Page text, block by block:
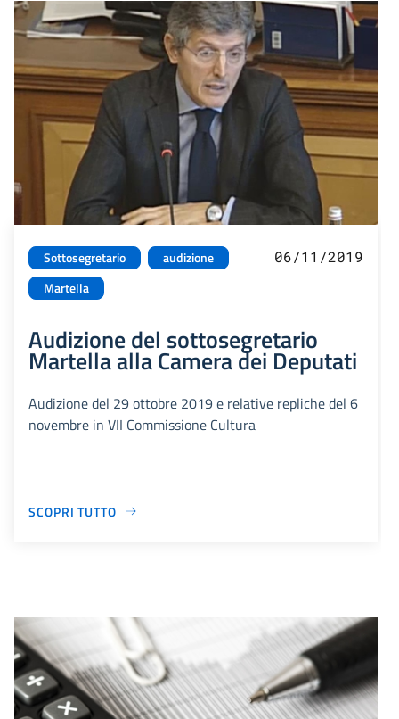
Sottosegretario
audizione
Martella
06/11/2019
Audizione del sottosegretario
Martella alla Camera dei Deputati
Audizione del 29 ottobre 2019 e relative repliche del 6
novembre in VII Commissione Cultura
SCOPRI TUTTO